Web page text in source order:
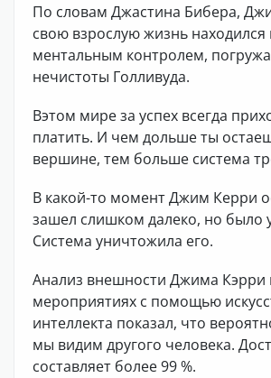
По словам Джастина Бибера,
свою взрослую жизнь находился
ментальным контролем,
нечистоты Голливуда.
Вэтом мире за успех всегда
платить. И чем дольше ты
вершине, тем больше система
В какой-то момент Джим Керри
зашел слишком далеко, но было
Система уничтожила его.
Анализ внешности Джима Кэрри
мероприятиях с помощью
интеллекта показал, что
мы видим другого человека.
составляет более 99 %.